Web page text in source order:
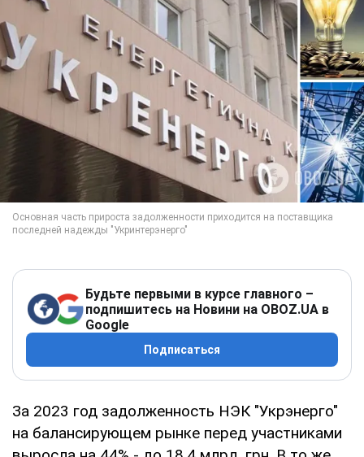
Будьте первыми в курсе главного –
подпишитесь на Новини на OBOZ.UA в
Google
Подписаться
За 2023 год задолженность НЭК "Укрэнерго"
на балансирующем рынке перед участниками